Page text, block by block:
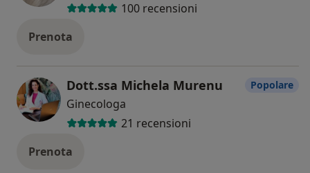
100 recensioni
Prenota
Dott.ssa Michela Murenu
Ginecologa
21 recensioni
Popolare
Prenota